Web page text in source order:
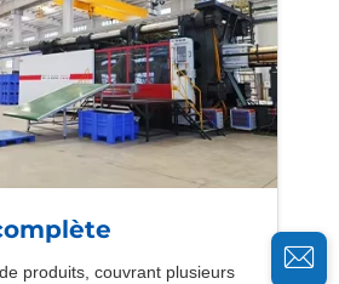
produits, couvrant plusieurs